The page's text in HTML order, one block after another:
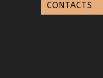
CONTACTS